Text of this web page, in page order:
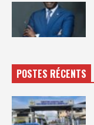
POSTES RÉCENTS